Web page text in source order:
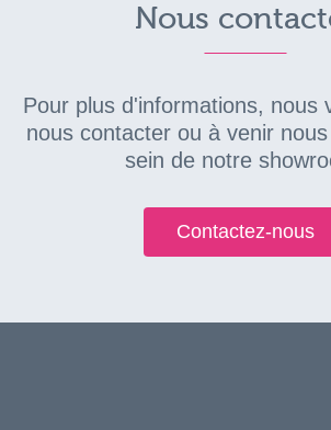
Nous
Pour plus d'informations, nous
nous contacter ou à venir
sein de notre
Contactez-nous